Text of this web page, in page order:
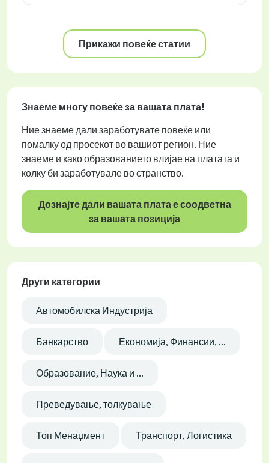
Прикажи повеќе статии
Знаеме многу повеќе за вашата плата!
Ние знаеме дали заработувате повеќе или
помалку од просекот во вашиот регион. Ние
знаеме и како образованието влијае на платата и
колку би заработувале во странство.
Дознајте дали вашата плата е соодветна
за вашата позиција
Други категории
Автомобилска Индустрија
Банкарство Економија, Финансии, ...
Образование, Наука и ...
Преведување, толкување
Топ Менаџмент Транспорт, Логистика